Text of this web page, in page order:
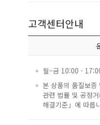
고객센터안내
월~금 10:00 -
본 상품의 품질보
관련 법률 및 공정
해결기준」에 따릅